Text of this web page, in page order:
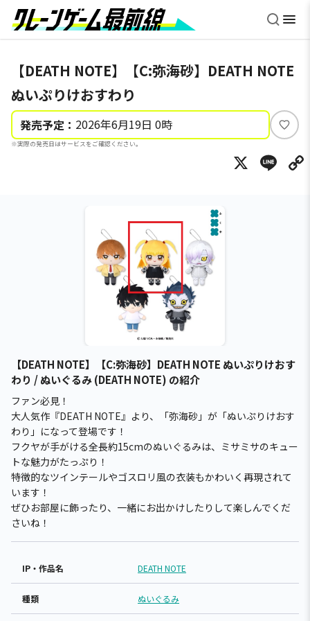
【DEATH NOTE】【C:弥海砂】DEATH NOTE
ぬいぷりけおすわり
発売予定： 2026年6月19日 0時
※実際の発売日はサービスをご確認ください。
い
ね
X
【DEATH NOTE】【C:弥海砂】DEATH NOTE ぬいぷりけおす
わり / ぬいぐるみ (DEATH NOTE) の紹介
ファン必見！
大人気作『DEATH NOTE』より、「弥海砂」が「ぬいぷりけおす
わり」になって登場です！
フクヤが手がける全長約15cmのぬいぐるみは、ミサミサのキュー
トな魅力がたっぷり！
特徴的なツインテールやゴスロリ風の衣装もかわいく再現されて
います！
ぜひお部屋に飾ったり、一緒にお出かけしたりして楽しんでくだ
さいね！
IP・作品名 DEATH NOTE
種類 ぬいぐるみ